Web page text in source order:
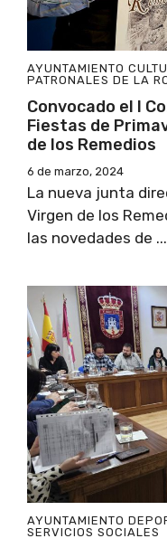
AYUNTAMIENTO
PATRONALES DE LA
Convocado el I
Fiestas de
de los Remedios
6 de marzo, 2024
La nueva junta
Virgen de los
las novedades de ...
AYUNTAMIENTO
SERVICIOS SOCIALES